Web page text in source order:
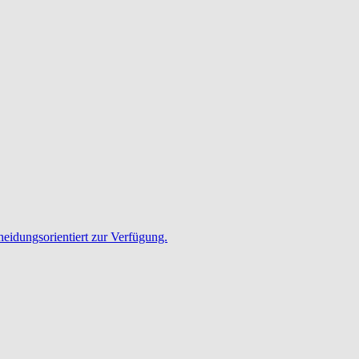
zur Verfügung.